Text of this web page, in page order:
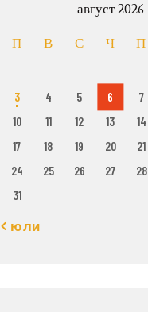
август 2026
П В С Ч П
3
4 5 6 7
10
11 12 13 14
17
18 19 20 21
24
25 26 27 28
31
« юли